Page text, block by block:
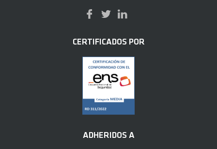
CERTIFICADOS POR
ADHERIDOS A